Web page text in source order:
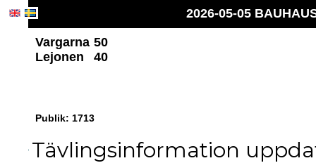
2026-05-05
Vargarna 50
Lejonen
40
Publik: 1713
Tävlingsinformation